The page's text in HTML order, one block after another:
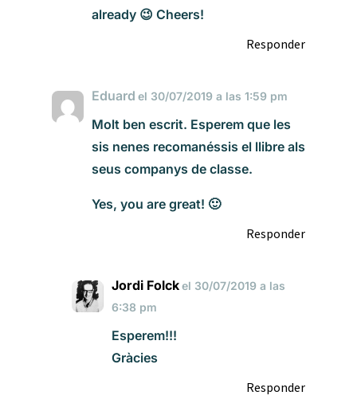
already 😉 Cheers!
Responder
Eduard el 30/07/2019 a las 1:59 pm
Molt ben escrit. Esperem que les
sis nenes recomanéssis el llibre als
seus companys de classe.
Yes, you are great! 🙂
Responder
Jordi Folckel 30/07/2019 a las
6:38 pm
Esperem!!!
Gràcies
Responder